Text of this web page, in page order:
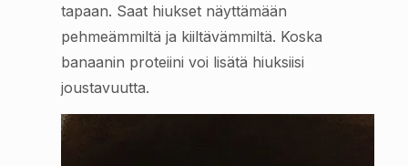
tapaan. Saat hiukset näyttämään
pehmeämmiltä ja kiiltävämmiltä. Koska
banaanin proteiini voi lisätä hiuksiisi
joustavuutta.